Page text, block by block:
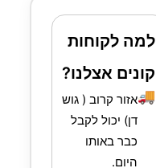
למה לקוחות
קונים אצלנו?
🚚אזור קרוב ( גוש
דן) יכול לקבל
כבר באותו
היום.